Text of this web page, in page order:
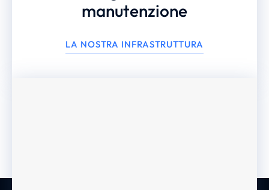
manutenzione
LA NOSTRA INFRASTRUTTURA